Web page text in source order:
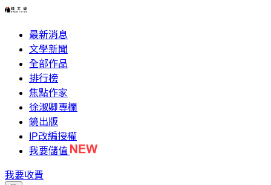
最新消息
文學新聞
全部作品
排行榜
焦點作家
徐淑卿專欄
鏡出版
IP改編授權
我要儲值
我要收費